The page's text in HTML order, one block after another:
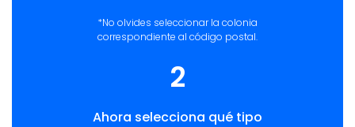
*No olvides seleccionar la colonia
correspondiente al código postal.
2
Ahora selecciona qué tipo